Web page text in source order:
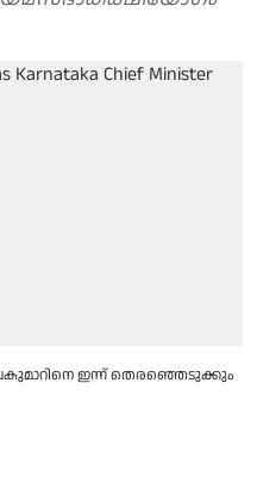
ഇന്ന് തെരഞ്ഞെടുക്കും